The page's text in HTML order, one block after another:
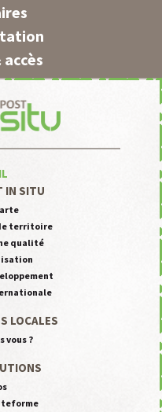
IN SITU
territoire
qualité
LOCALES
vous ?